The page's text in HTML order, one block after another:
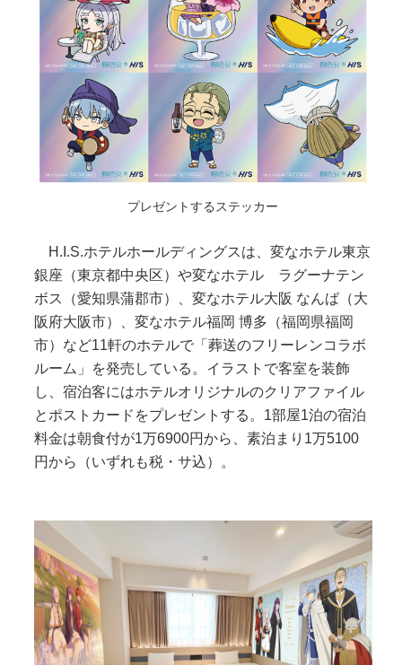
プレゼントするステッカー
H.I.S.ホテルホールディングスは、変なホテル東京
銀座（東京都中央区）や変なホテル ラグーナテン
ボス（愛知県蒲郡市）、変なホテル大阪 なんば（大
阪府大阪市）、変なホテル福岡 博多（福岡県福岡
市）など11軒のホテルで「葬送のフリーレンコラボ
ルーム」を発売している。イラストで客室を装飾
し、宿泊客にはホテルオリジナルのクリアファイル
とポストカードをプレゼントする。1部屋1泊の宿泊
料金は朝食付が1万6900円から、素泊まり1万5100
円から（いずれも税・サ込）。